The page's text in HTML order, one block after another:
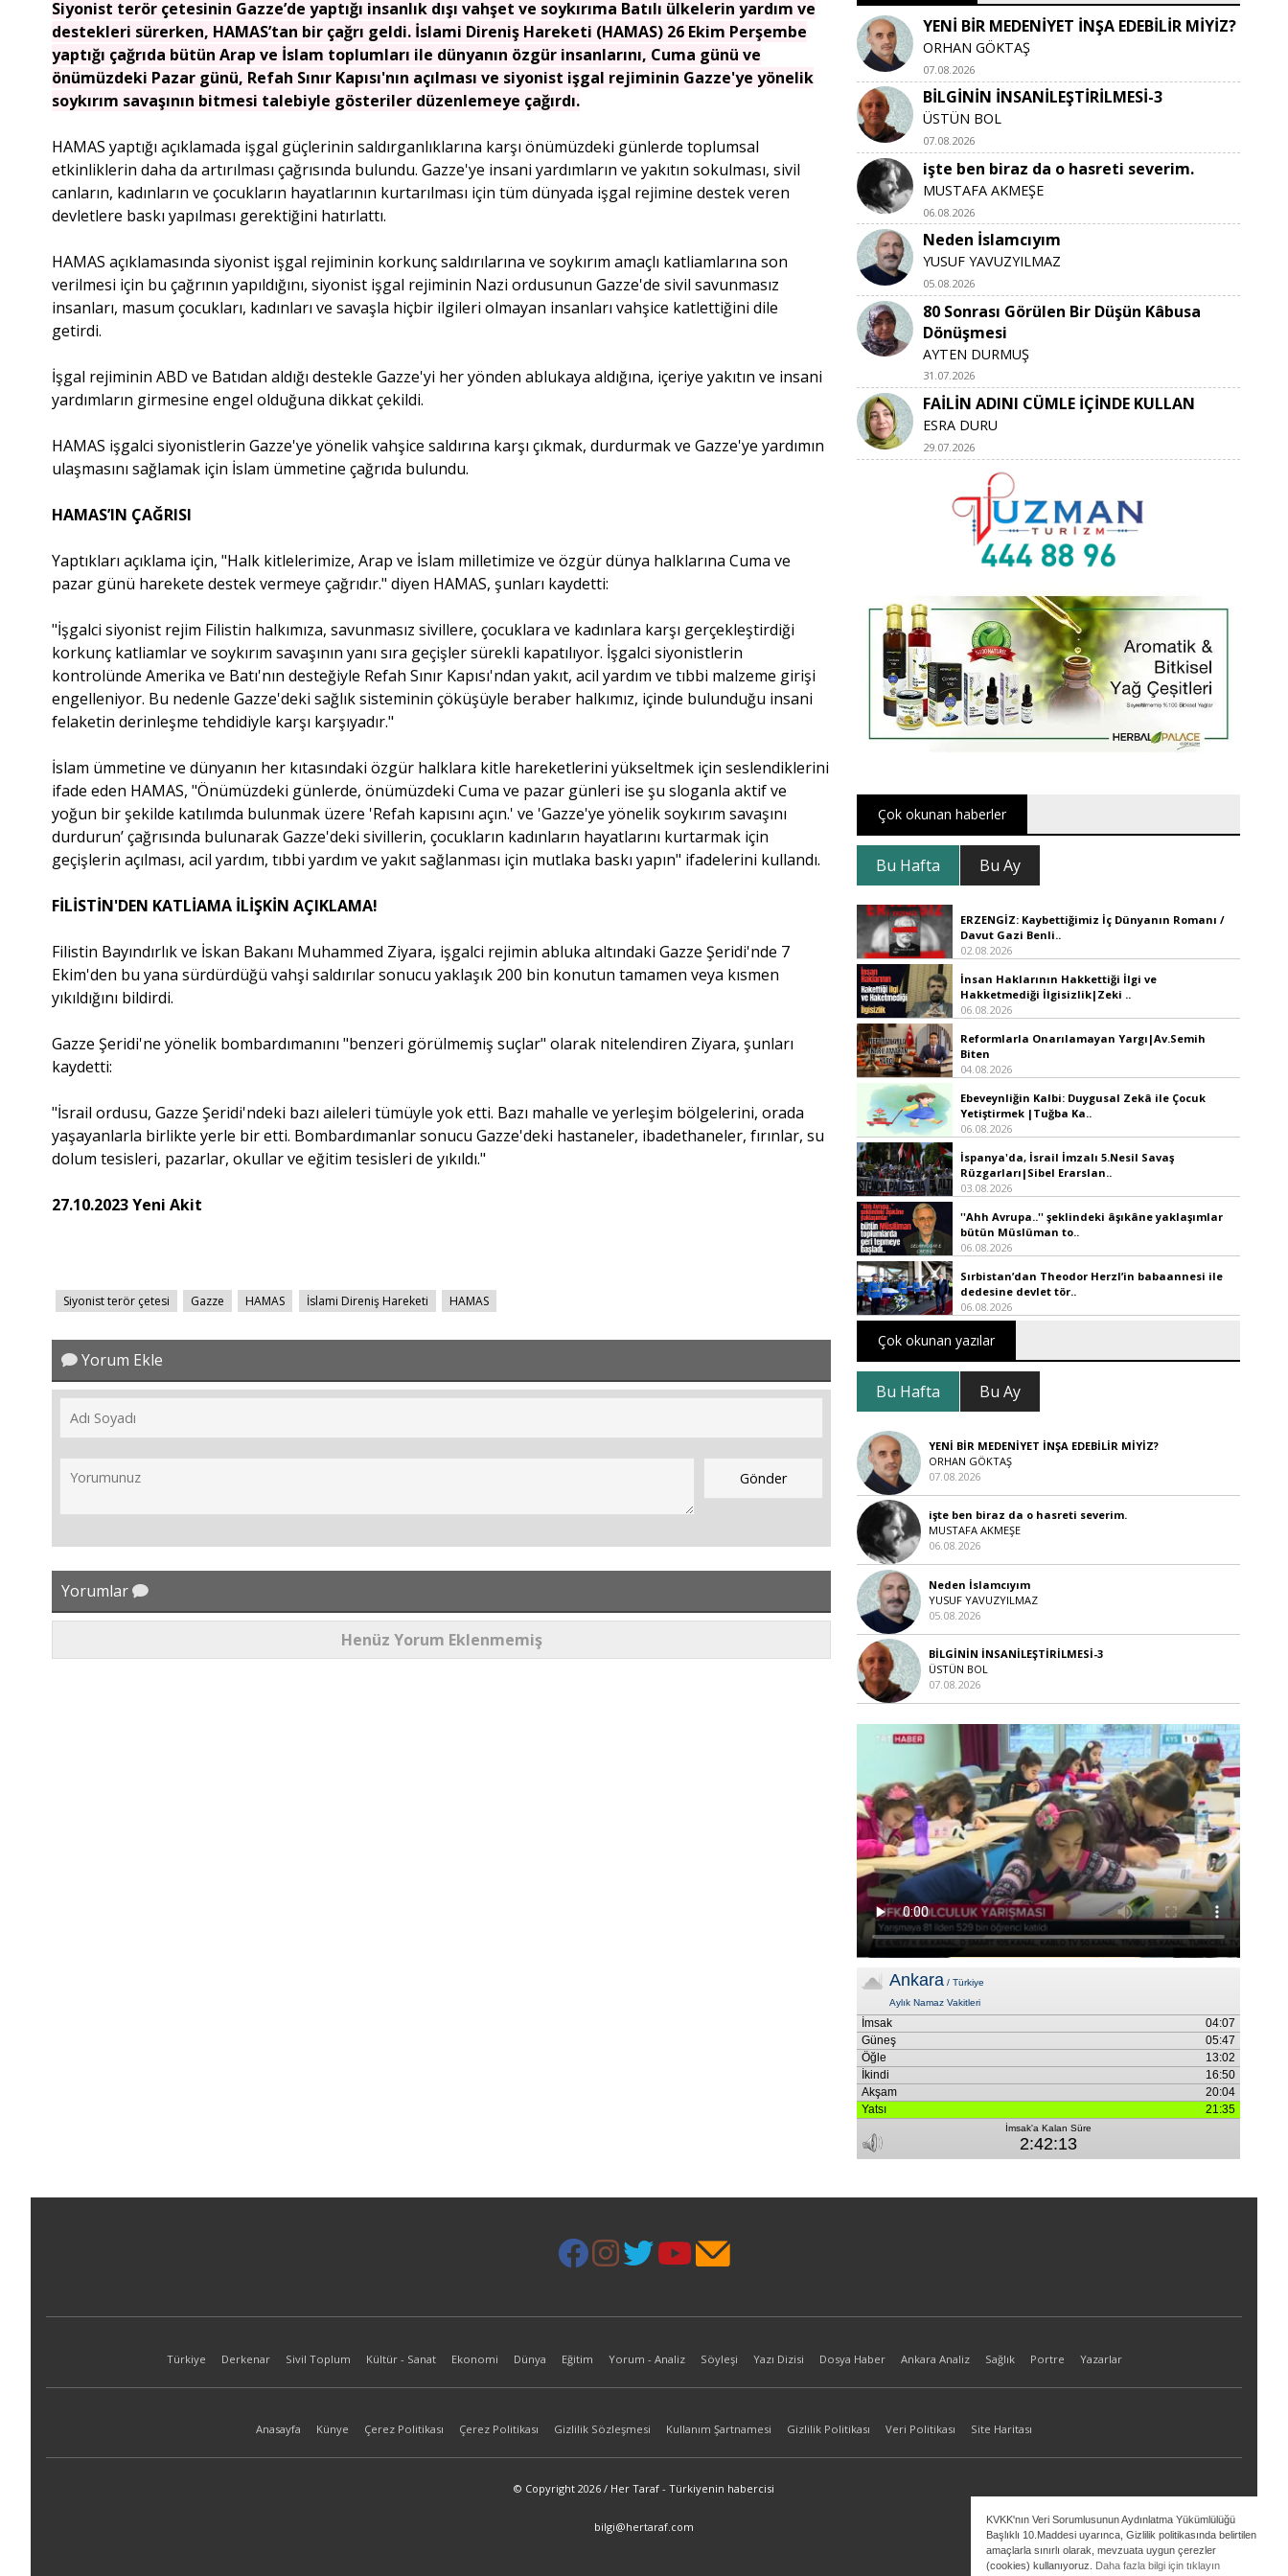
KVKK'nın Veri Sorumlusunun Aydınlatma Yükümlülüğü
Başlıklı 10.Maddesi uyarınca, Gizlilik politikasında belirtilen
amaçlarla sınırlı olarak, mevzuata uygun çerezler
(cookies) kullanıyoruz. Daha fazla bilgi için tıklayın
Siyonist terör çetesinin Gazze’de yaptığı insanlık dışı vahşet ve soykırıma Batılı ülkelerin yardım ve
destekleri sürerken, HAMAS’tan bir çağrı geldi. İslami Direniş Hareketi (HAMAS) 26 Ekim Perşembe
yaptığı çağrıda bütün Arap ve İslam toplumları ile dünyanın özgür insanlarını, Cuma günü ve
önümüzdeki Pazar günü, Refah Sınır Kapısı'nın açılması ve siyonist işgal rejiminin Gazze'ye yönelik
soykırım savaşının bitmesi talebiyle gösteriler düzenlemeye çağırdı.
HAMAS yaptığı açıklamada işgal güçlerinin saldırganlıklarına karşı önümüzdeki günlerde toplumsal
etkinliklerin daha da artırılması çağrısında bulundu. Gazze'ye insani yardımların ve yakıtın sokulması, sivil
canların, kadınların ve çocukların hayatlarının kurtarılması için tüm dünyada işgal rejimine destek veren
devletlere baskı yapılması gerektiğini hatırlattı.
HAMAS açıklamasında siyonist işgal rejiminin korkunç saldırılarına ve soykırım amaçlı katliamlarına son
verilmesi için bu çağrının yapıldığını, siyonist işgal rejiminin Nazi ordusunun Gazze'de sivil savunmasız
insanları, masum çocukları, kadınları ve savaşla hiçbir ilgileri olmayan insanları vahşice katlettiğini dile
getirdi.
İşgal rejiminin ABD ve Batıdan aldığı destekle Gazze'yi her yönden ablukaya aldığına, içeriye yakıtın ve insani
yardımların girmesine engel olduğuna dikkat çekildi.
HAMAS işgalci siyonistlerin Gazze'ye yönelik vahşice saldırına karşı çıkmak, durdurmak ve Gazze'ye yardımın
ulaşmasını sağlamak için İslam ümmetine çağrıda bulundu.
HAMAS’IN ÇAĞRISI
Yaptıkları açıklama için, "Halk kitlelerimize, Arap ve İslam milletimize ve özgür dünya halklarına Cuma ve
pazar günü harekete destek vermeye çağrıdır." diyen HAMAS, şunları kaydetti:
"İşgalci siyonist rejim Filistin halkımıza, savunmasız sivillere, çocuklara ve kadınlara karşı gerçekleştirdiği
korkunç katliamlar ve soykırım savaşının yanı sıra geçişler sürekli kapatılıyor. İşgalci siyonistlerin
kontrolünde Amerika ve Batı'nın desteğiyle Refah Sınır Kapısı'ndan yakıt, acil yardım ve tıbbi malzeme girişi
engelleniyor. Bu nedenle Gazze'deki sağlık sisteminin çöküşüyle beraber halkımız, içinde bulunduğu insani
felaketin derinleşme tehdidiyle karşı karşıyadır."
İslam ümmetine ve dünyanın her kıtasındaki özgür halklara kitle hareketlerini yükseltmek için seslendiklerini
ifade eden HAMAS, "Önümüzdeki günlerde, önümüzdeki Cuma ve pazar günleri ise şu sloganla aktif ve
yoğun bir şekilde katılımda bulunmak üzere 'Refah kapısını açın.' ve 'Gazze'ye yönelik soykırım savaşını
durdurun’ çağrısında bulunarak Gazze'deki sivillerin, çocukların kadınların hayatlarını kurtarmak için
geçişlerin açılması, acil yardım, tıbbi yardım ve yakıt sağlanması için mutlaka baskı yapın" ifadelerini kullandı.
FİLİSTİN'DEN KATLİAMA İLİŞKİN AÇIKLAMA!
Filistin Bayındırlık ve İskan Bakanı Muhammed Ziyara, işgalci rejimin abluka altındaki Gazze Şeridi'nde 7
Ekim'den bu yana sürdürdüğü vahşi saldırılar sonucu yaklaşık 200 bin konutun tamamen veya kısmen
yıkıldığını bildirdi.
Gazze Şeridi'ne yönelik bombardımanını "benzeri görülmemiş suçlar" olarak nitelendiren Ziyara, şunları
kaydetti:
"İsrail ordusu, Gazze Şeridi'ndeki bazı aileleri tümüyle yok etti. Bazı mahalle ve yerleşim bölgelerini, orada
yaşayanlarla birlikte yerle bir etti. Bombardımanlar sonucu Gazze'deki hastaneler, ibadethaneler, fırınlar, su
dolum tesisleri, pazarlar, okullar ve eğitim tesisleri de yıkıldı."
27.10.2023 Yeni Akit
Siyonist terör çetesi Gazze HAMAS İslami Direniş Hareketi HAMAS
Yorum Ekle
Yorumlar
Henüz Yorum Eklenmemiş
YENİ BİR MEDENİYET İNŞA EDEBİLİR MİYİZ?
ORHAN GÖKTAŞ
07.08.2026
BİLGİNİN İNSANİLEŞTİRİLMESİ-3
ÜSTÜN BOL
07.08.2026
işte ben biraz da o hasreti severim.
MUSTAFA AKMEŞE
06.08.2026
Neden İslamcıyım
YUSUF YAVUZYILMAZ
05.08.2026
80 Sonrası Görülen Bir Düşün Kâbusa
Dönüşmesi
AYTEN DURMUŞ
31.07.2026
FAİLİN ADINI CÜMLE İÇİNDE KULLAN
ESRA DURU
29.07.2026
Çok okunan haberler
Bu Hafta Bu Ay
ERZENGİZ: Kaybettiğimiz İç Dünyanın Romanı /
Davut Gazi Benli..
02.08.2026
İnsan Haklarının Hakkettiği İlgi ve
Hakketmediği İlgisizlik|Zeki ..
06.08.2026
Reformlarla Onarılamayan Yargı|Av.Semih
Biten
04.08.2026
Ebeveynliğin Kalbi: Duygusal Zekâ ile Çocuk
Yetiştirmek |Tuğba Ka..
06.08.2026
İspanya'da, İsrail İmzalı 5.Nesil Savaş
Rüzgarları|Sibel Erarslan..
03.08.2026
''Ahh Avrupa..'' şeklindeki âşıkâne yaklaşımlar
bütün Müslüman to..
06.08.2026
Sırbistan’dan Theodor Herzl’in babaannesi ile
dedesine devlet tör..
06.08.2026
Çok okunan yazılar
Bu Hafta Bu Ay
YENİ BİR MEDENİYET İNŞA EDEBİLİR MİYİZ?
ORHAN GÖKTAŞ
07.08.2026
işte ben biraz da o hasreti severim.
MUSTAFA AKMEŞE
06.08.2026
Neden İslamcıyım
YUSUF YAVUZYILMAZ
05.08.2026
BİLGİNİN İNSANİLEŞTİRİLMESİ-3
ÜSTÜN BOL
07.08.2026
Türkiye Derkenar Sivil Toplum Kültür - Sanat Ekonomi Dünya Eğitim Yorum - Analiz Söyleşi Yazı Dizisi Dosya Haber Ankara Analiz Sağlık Portre Yazarlar
Anasayfa Künye Çerez Politikası Çerez Politikası Gizlilik Sözleşmesi Kullanım Şartnamesi Gizlilik Politikası Veri Politikası Site Haritası
© Copyright 2026 / Her Taraf - Türkiyenin habercisi
bilgi@hertaraf.com